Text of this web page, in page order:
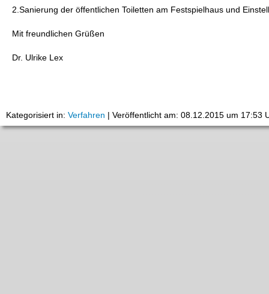
2.Sanierung der öffentlichen Toiletten am Festspielhaus und
Mit freundlichen Grüßen
Dr. Ulrike Lex
Kategorisiert in: Verfahren | Veröffentlicht am: 08.12.2015 um 17:53